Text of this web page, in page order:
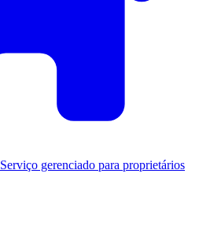
Serviço gerenciado para proprietários